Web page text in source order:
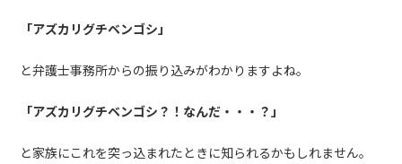
「アズカリグチベンゴシ」
と弁護士事務所からの振り込みがわかりますよね。
「アズカリグチベンゴシ？！なんだ・・・？」
と家族にこれを突っ込まれたときに知られるかもしれません。